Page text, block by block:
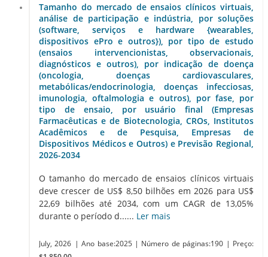
Tamanho do mercado de ensaios clínicos virtuais,
análise de participação e indústria, por soluções
(software, serviços e hardware {wearables,
dispositivos ePro e outros}), por tipo de estudo
(ensaios intervencionistas, observacionais,
diagnósticos e outros), por indicação de doença
(oncologia, doenças cardiovasculares,
metabólicas/endocrinologia, doenças infecciosas,
imunologia, oftalmologia e outros), por fase, por
tipo de ensaio, por usuário final (Empresas
Farmacêuticas e de Biotecnologia, CROs, Institutos
Acadêmicos e de Pesquisa, Empresas de
Dispositivos Médicos e Outros) e Previsão Regional,
2026-2034
O tamanho do mercado de ensaios clínicos virtuais
deve crescer de US$ 8,50 bilhões em 2026 para US$
22,69 bilhões até 2034, com um CAGR de 13,05%
durante o período d...... Ler mais
July, 2026 | Ano base:2025 | Número de páginas:190 | Preço: